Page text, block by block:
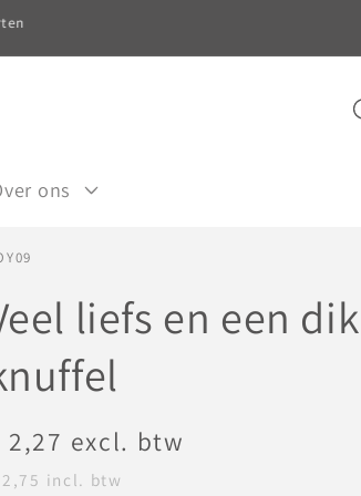
ons
liefs en een
2,27 excl. btw
incl. btw